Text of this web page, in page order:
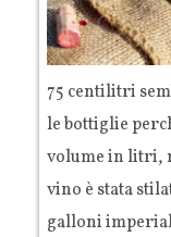
75 centilitri
le bottiglie
volume in litri,
vino è stata
galloni